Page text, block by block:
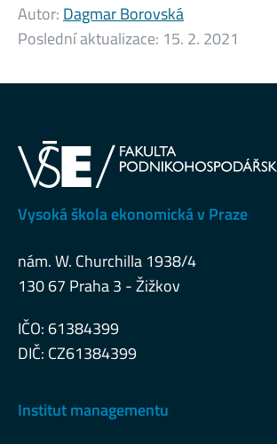
Autor: Dagmar Borovská
Poslední aktualizace: 15. 2. 2021
Vysoká škola ekonomická v Praze
nám. W. Churchilla 1938/4
130 67 Praha 3 - Žižkov
IČO: 61384399
DIČ: CZ61384399
Institut managementu